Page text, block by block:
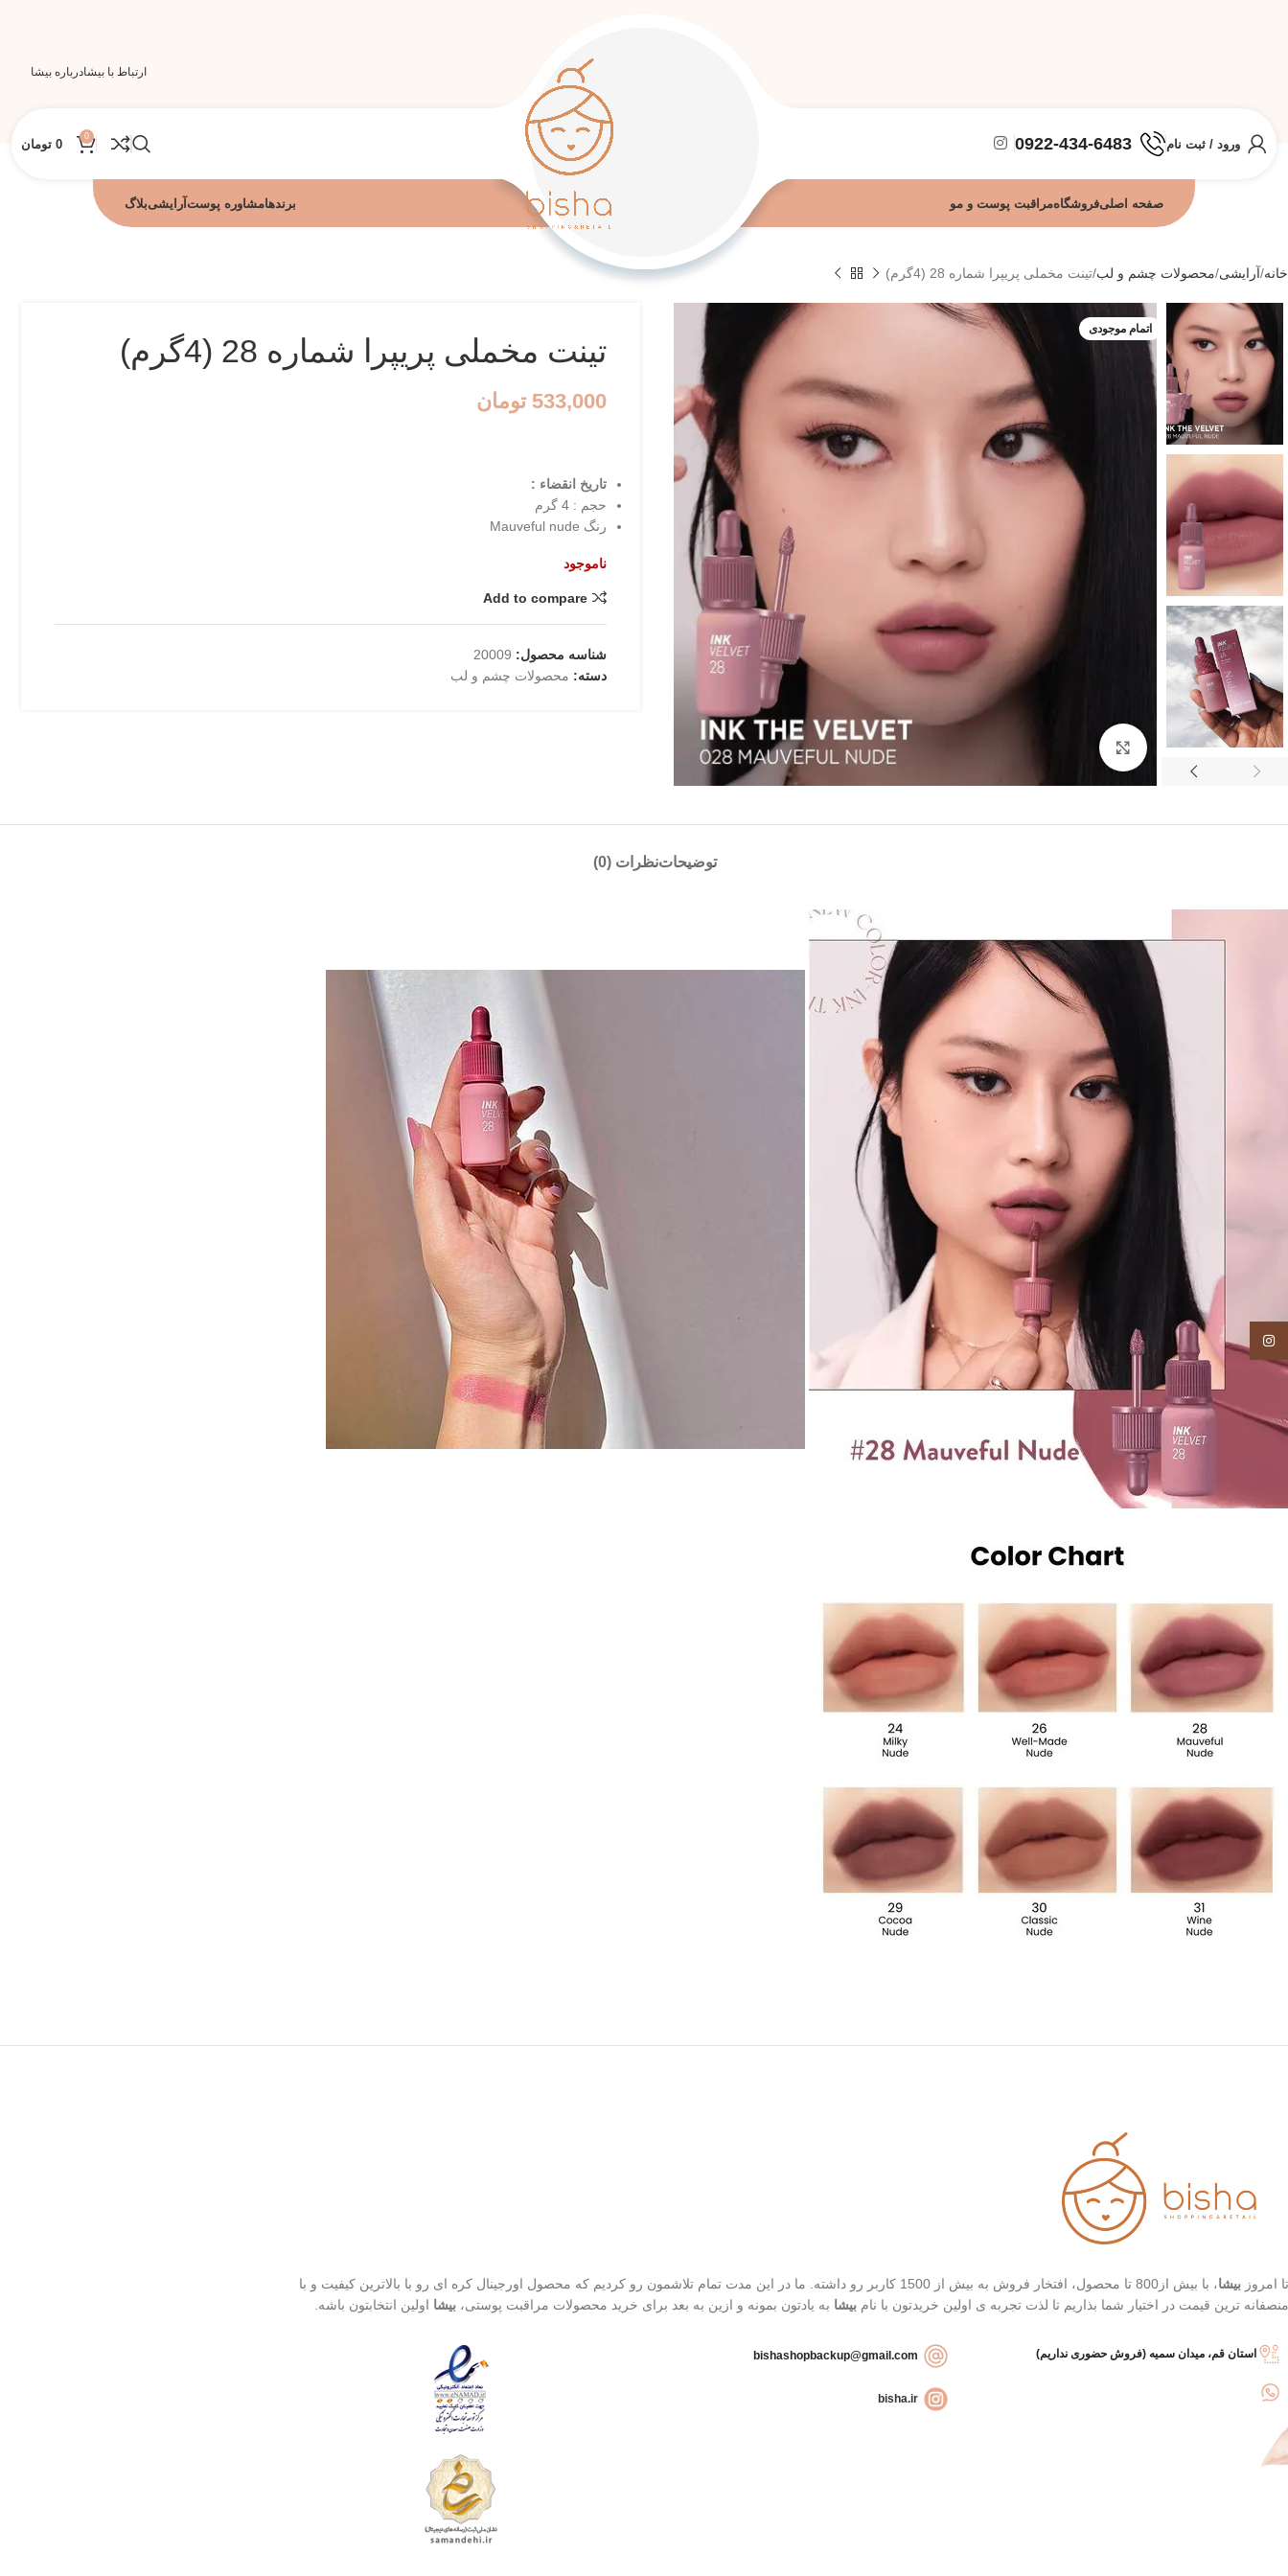
ارتباط با بیشادرباره بیشا
ورود / ثبت نام 0922-434-6483
0
0 تومان
صفحه اصلیفروشگاهمراقبت پوست و مو برندهامشاوره پوستآرایشیبلاگ
خانه آرایشی محصولات چشم و لب تینت مخملی پریپرا شماره 28 (4گرم)
اتمام موجودی
تینت مخملی پریپرا شماره 28 (4گرم)
533,000 تومان
تاریخ انقضاء :
حجم : 4 گرم
رنگ Mauveful nude
ناموجود
Add to compare
شناسه محصول: 20009
دسته: محصولات چشم و لب
توضیحاتنظرات (0)
تا امروزبیشا
، با بیش از800 تا محصول، افتخار فروش به بیش از 1500 کاربر رو داشته. ما در این مدت تمام تلاشمون رو کردیم که محصول اورجینال کره ای رو با بالاترین کیفیت و با
منصفانه ترین قیمت در اختیار شما بذاریم تا لذت تجربه ی اولین خریدتون با نامبیشا به یادتون بمونه و ازین به بعد برای خرید محصولات مراقبت پوستی،بیشا اولین انتخابتون باشه.
استان قم، میدان سمیه (فروش حضوری نداریم) bishashopbackup@gmail.com
bisha.ir
Instagram